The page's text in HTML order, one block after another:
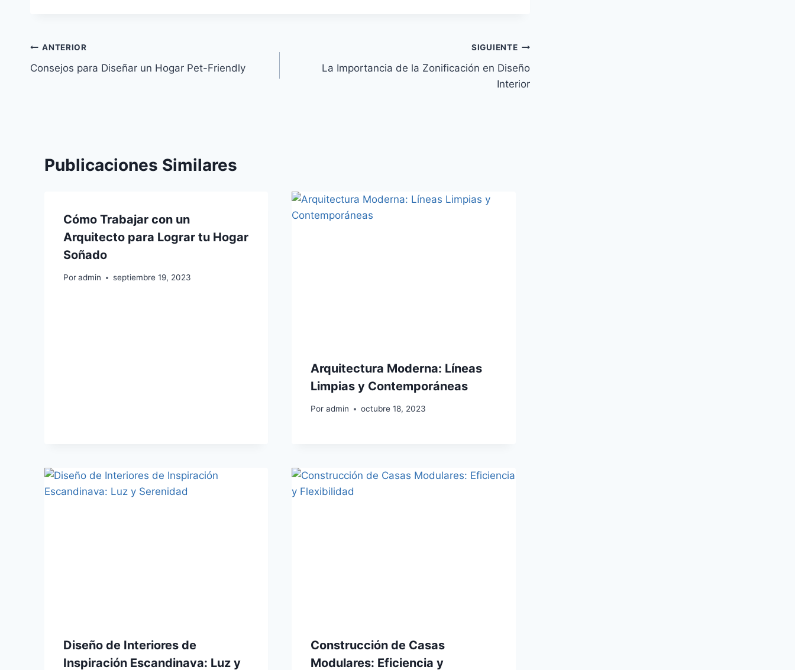
ANTERIOR
Consejos para Diseñar un Hogar Pet-Friendly
SIGUIENTE
La Importancia de la Zonificación en Diseño
Interior
Publicaciones Similares
Cómo Trabajar con un
Arquitecto para Lograr tu Hogar
Soñado
Poradmin septiembre 19, 2023
Arquitectura Moderna: Líneas
Limpias y Contemporáneas
Por admin octubre 18, 2023
Diseño de Interiores de
Inspiración Escandinava: Luz y
Construcción de Casas
Modulares: Eficiencia y